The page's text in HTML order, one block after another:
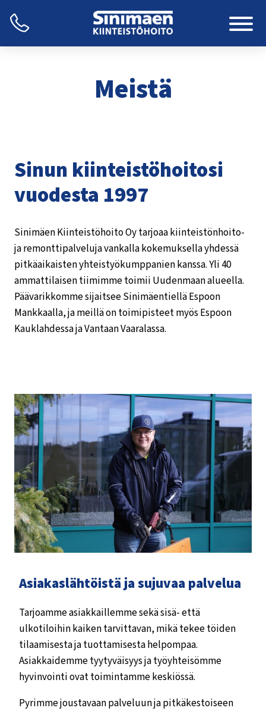
Siirry
sisältöön
Meistä
Sinun kiinteistöhoitosi
vuodesta 1997
Sinimäen Kiinteistöhoito Oy tarjoaa kiinteistönhoito-
ja remonttipalveluja vankalla kokemuksella yhdessä
pitkäaikaisten yhteistyökumppanien kanssa. Yli 40
ammattilaisen tiimimme toimii Uudenmaan alueella.
Päävarikkomme sijaitsee Sinimäentiellä Espoon
Mankkaalla, ja meillä on toimipisteet myös Espoon
Kauklahdessa ja Vantaan Vaaralassa.
Asiakaslähtöistä ja sujuvaa palvelua
Tarjoamme asiakkaillemme sekä sisä- että
ulkotiloihin kaiken tarvittavan, mikä tekee töiden
tilaamisesta ja tuottamisesta helpompaa.
Asiakkaidemme tyytyväisyys ja työyhteisömme
hyvinvointi ovat toimintamme keskiössä.
Pyrimme joustavaan palveluun ja pitkäkestoiseen